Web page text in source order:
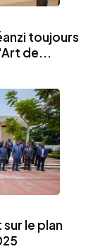
toujours
de...
le plan